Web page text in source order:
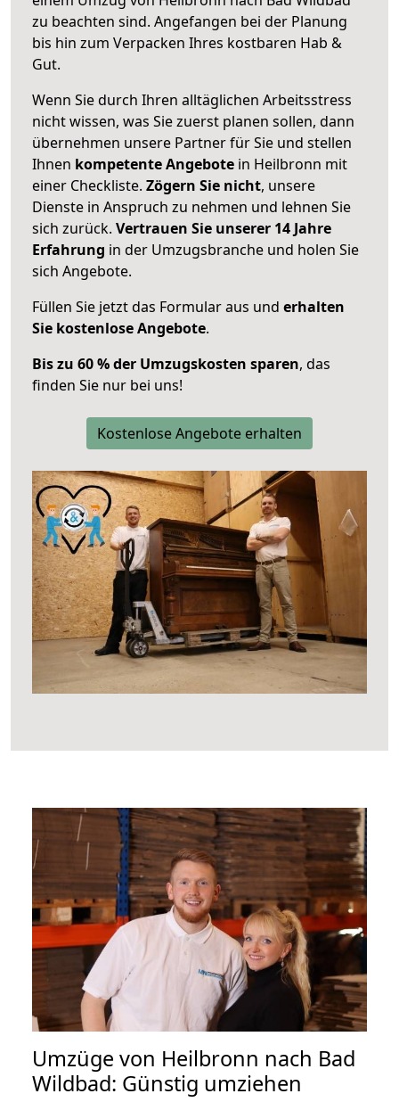
zu beachten sind. Angefangen bei der Planung
bis hin zum Verpacken Ihres kostbaren Hab &
Gut.
Wenn Sie durch Ihren alltäglichen Arbeitsstress
nicht wissen, was Sie zuerst planen sollen, dann
übernehmen unsere Partner für Sie und stellen
Ihnen kompetente Angebote in Heilbronn mit
einer Checkliste. Zögern Sie nicht, unsere
Dienste in Anspruch zu nehmen und lehnen Sie
sich zurück. Vertrauen Sie unserer 14 Jahre
Erfahrung in der Umzugsbranche und holen Sie
sich Angebote.
Füllen Sie jetzt das Formular aus und erhalten
Sie kostenlose Angebote.
Bis zu 60 % der Umzugskosten sparen, das
finden Sie nur bei uns!
Kostenlose Angebote erhalten
Umzüge von Heilbronn nach Bad
Wildbad: Günstig umziehen